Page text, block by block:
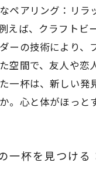
ペアリング：リラ
えば、クラフトビ
ーの技術により、
空間で、友人や
一杯は、新しい発
。心と体がほっと
一杯を見つけ